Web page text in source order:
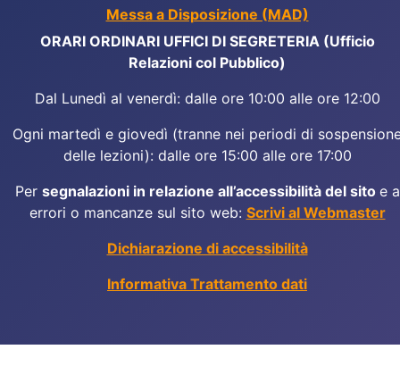
Messa a Disposizione (MAD)
ORARI ORDINARI UFFICI DI SEGRETERIA (Ufficio
Relazioni col Pubblico)
Dal Lunedì al venerdì: dalle ore 10:00 alle ore 12:00
Ogni martedì e giovedì (tranne nei periodi di
delle lezioni): dalle ore 15:00 alle ore 17:00
Per segnalazioni in relazione all’accessibilità del sito e a
errori o mancanze sul sito web: Scrivi al Webmaster
Dichiarazione di accessibilità
Informativa Trattamento dati